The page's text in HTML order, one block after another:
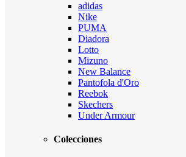
adidas
Nike
PUMA
Diadora
Lotto
Mizuno
New Balance
Pantofola d'Oro
Reebok
Skechers
Under Armour
Colecciones